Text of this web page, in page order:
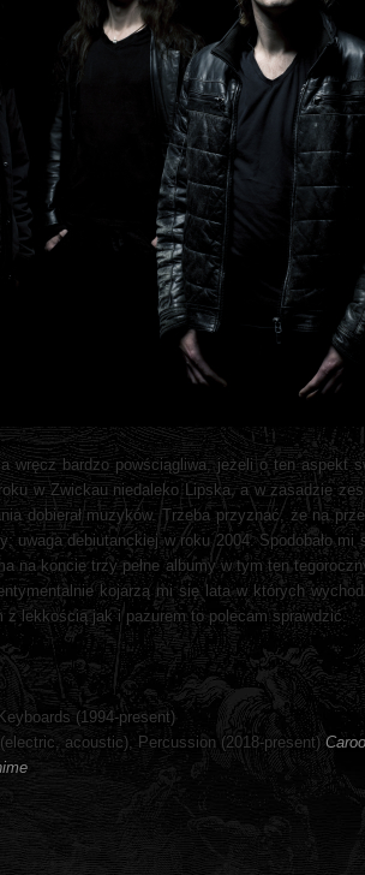
wręcz bardzo powściągliwa, jeżeli o ten aspekt
w Zwickau niedaleko Lipska, a w zasadzie
dobierał muzyków. Trzeba przyznać, że na
uwaga debiutanckiej w roku 2004. Spodobało
na koncie trzy pełne albumy w tym ten
kojarzą mi się lata w których
lekkością jak i pazurem to polecam sprawdzić.
(1994-present)
acoustic), Percussion (2018-present)